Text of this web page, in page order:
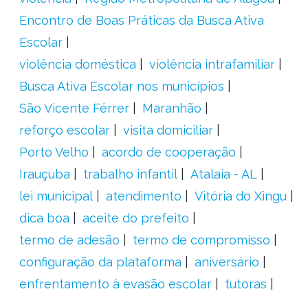
Encontro de Boas Práticas da Busca Ativa
Escolar
violência doméstica
violência intrafamiliar
Busca Ativa Escolar nos municípios
São Vicente Férrer
Maranhão
reforço escolar
visita domiciliar
Porto Velho
acordo de cooperação
Irauçuba
trabalho infantil
Atalaia - AL
lei municipal
atendimento
Vitória do Xingu
dica boa
aceite do prefeito
termo de adesão
termo de compromisso
configuração da plataforma
aniversário
enfrentamento à evasão escolar
tutoras